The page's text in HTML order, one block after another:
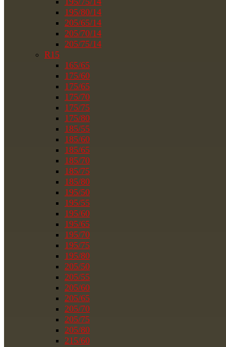
195/80/14
205/65/14
205/70/14
205/75/14
R15
165/65
175/60
175/65
175/70
175/75
175/80
185/55
185/60
185/65
185/70
185/75
185/80
195/50
195/55
195/60
195/65
195/70
195/75
195/80
205/50
205/55
205/60
205/65
205/70
205/75
205/80
215/60